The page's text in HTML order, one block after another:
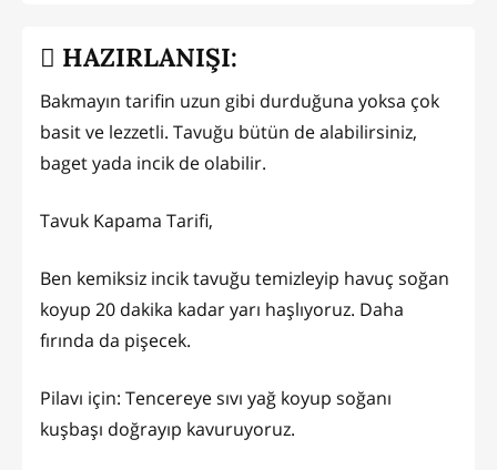
HAZIRLANIŞI:
Bakmayın tarifin uzun gibi durduğuna yoksa çok
basit ve lezzetli. Tavuğu bütün de alabilirsiniz,
baget yada incik de olabilir.
Tavuk Kapama Tarifi,
Ben kemiksiz incik tavuğu temizleyip havuç soğan
koyup 20 dakika kadar yarı haşlıyoruz. Daha
fırında da pişecek.
Pilavı için: Tencereye sıvı yağ koyup soğanı
kuşbaşı doğrayıp kavuruyoruz.